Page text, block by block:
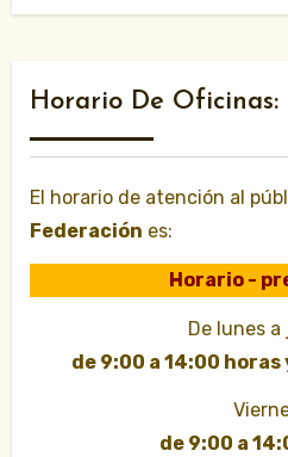
Horario De Oficinas:
El horario de atención al
Federación es:
Horario -
De lunes a
de 9:00 a 14:00 horas
de 9:00 a